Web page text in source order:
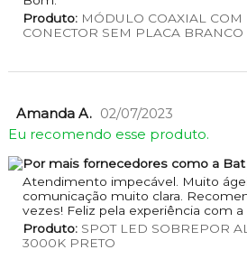
Produto:MÓDULO COAXIAL COM
CONECTOR SEM PLACA BRANCO
Amanda A. 02/07/2023
Eu recomendo esse produto.
Por mais fornecedores como a Bat
Atendimento impecável. Muito
comunicação muito clara.
vezes! Feliz pela experiência com
Produto:SPOT LED SOBREPOR
3000K PRETO